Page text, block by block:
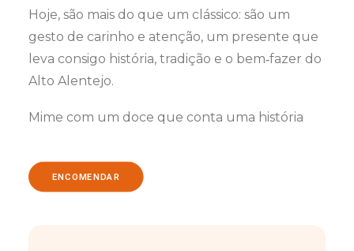
Hoje, são mais do que um clássico: são um
gesto de carinho e atenção, um presente que
leva consigo história, tradição e o bem‑fazer do
Alto Alentejo.
Mime com um doce que conta uma história
ENCOMENDAR